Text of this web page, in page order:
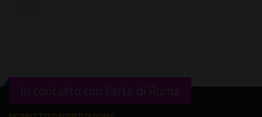
In contatto con l'arte di Roma